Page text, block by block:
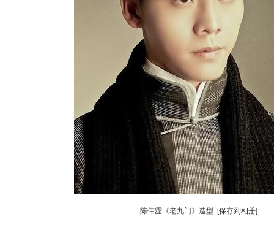
陈伟霆《老九门》造型 [保存到相册]